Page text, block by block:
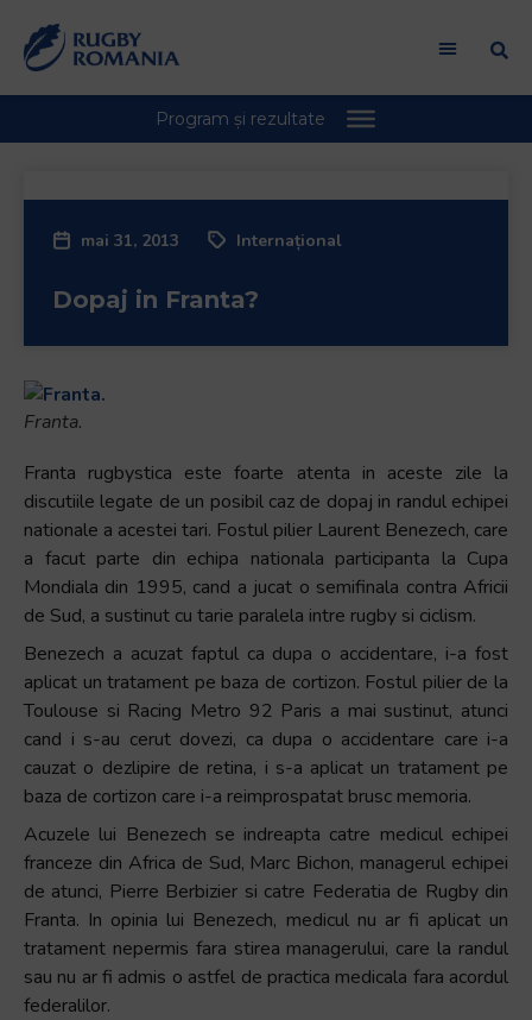
mai 31, 2013 Internațional
Dopaj in Franta?
Franta.
Franta rugbystica este foarte atenta in aceste zile la
discutiile legate de un posibil caz de dopaj in randul echipei
nationale a acestei tari. Fostul pilier Laurent Benezech, care
a facut parte din echipa nationala participanta la Cupa
Mondiala din 1995, cand a jucat o semifinala contra Africii
de Sud, a sustinut cu tarie paralela intre rugby si ciclism.
Benezech a acuzat faptul ca dupa o accidentare, i-a fost
aplicat un tratament pe baza de cortizon. Fostul pilier de la
Toulouse si Racing Metro 92 Paris a mai sustinut, atunci
cand i s-au cerut dovezi, ca dupa o accidentare care i-a
cauzat o dezlipire de retina, i s-a aplicat un tratament pe
baza de cortizon care i-a reimprospatat brusc memoria.
Acuzele lui Benezech se indreapta catre medicul echipei
franceze din Africa de Sud, Marc Bichon, managerul echipei
de atunci, Pierre Berbizier si catre Federatia de Rugby din
Franta. In opinia lui Benezech, medicul nu ar fi aplicat un
tratament nepermis fara stirea managerului, care la randul
sau nu ar fi admis o astfel de practica medicala fara acordul
federalilor.